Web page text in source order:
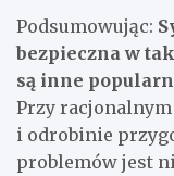
Podsumowując:
bezpieczna w
są inne
Przy
i odrobinie
problemów jest